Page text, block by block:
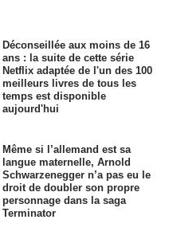
Déconseillée aux moins de 16
ans : la suite de cette série
Netflix adaptée de l'un des 100
meilleurs livres de tous les
temps est disponible
aujourd'hui
Même si l’allemand est sa
langue maternelle, Arnold
Schwarzenegger n’a pas eu le
droit de doubler son propre
personnage dans la saga
Terminator